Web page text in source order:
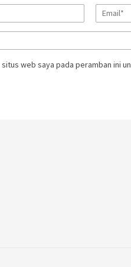
situs web saya pada peramban ini